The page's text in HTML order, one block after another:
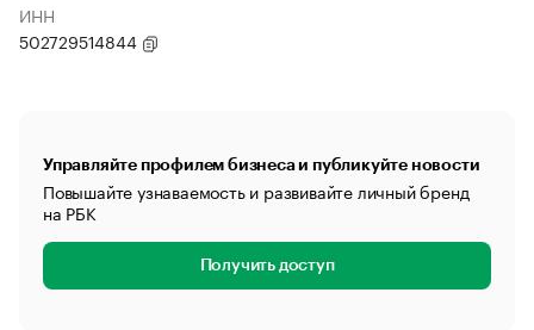
ИНН
502729514844
Управляйте профилем бизнеса и публикуйте новости
Повышайте узнаваемость и развивайте личный бренд
на РБК
Получить доступ